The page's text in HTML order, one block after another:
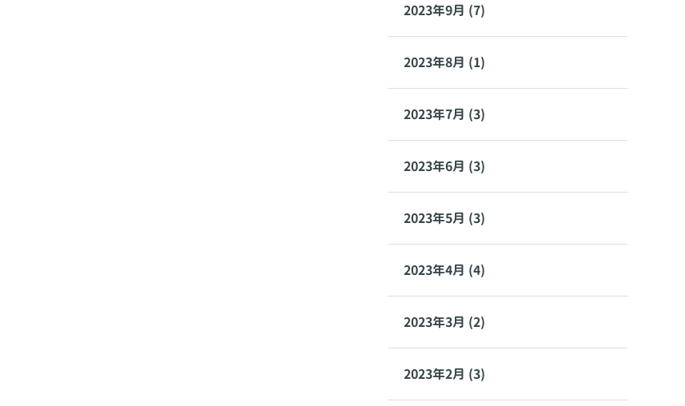
2023年9月 (7)
2023年8月 (1)
2023年7月 (3)
2023年6月 (3)
2023年5月 (3)
2023年4月 (4)
2023年3月 (2)
2023年2月 (3)